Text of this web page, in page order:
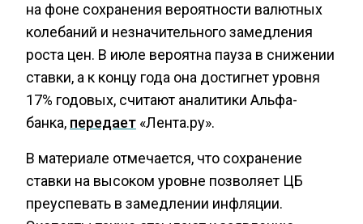
на фоне сохранения вероятности валютных
колебаний и незначительного замедления
роста цен. В июле вероятна пауза в снижении
ставки, а к концу года она достигнет уровня
17% годовых, считают аналитики Альфа-
банка, передает «Лента.ру».
В материале отмечается, что сохранение
ставки на высоком уровне позволяет ЦБ
преуспевать в замедлении инфляции.